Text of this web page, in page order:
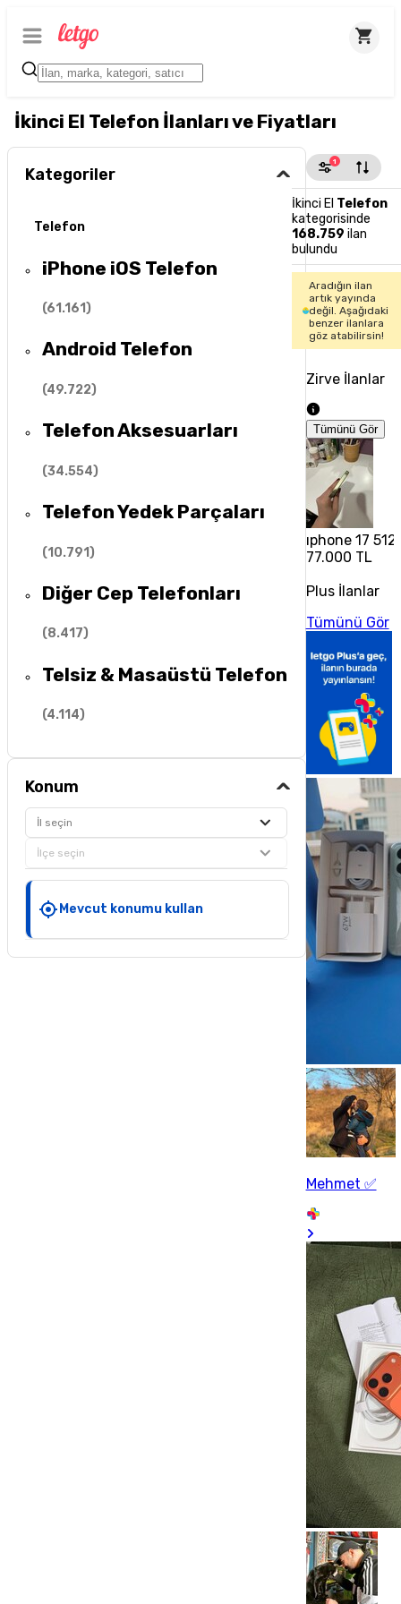
İkinci El Telefon İlanları ve Fiyatları
Kategoriler
Telefon
iPhone iOS Telefon
(61.161)
Android Telefon
(49.722)
Telefon Aksesuarları
(34.554)
Telefon Yedek Parçaları
(10.791)
Diğer Cep Telefonları
(8.417)
Telsiz & Masaüstü Telefon
(4.114)
Konum
İl seçin
İlçe seçin
Mevcut konumu kullan
1
İkinci El Telefon
kategorisinde
168.759 ilan
bulundu
Aradığın ilan
artık yayında
değil. Aşağıdaki
benzer ilanlara
göz atabilirsin!
Zirve İlanlar
Tümünü Gör
ıphone 17
77.000 TL
Plus İlanlar
Tümünü Gör
Mehmet ✅